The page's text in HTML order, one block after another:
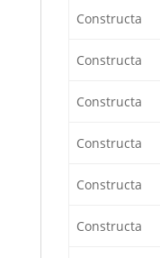
Constructa
Constructa
Constructa
Constructa
Constructa
Constructa